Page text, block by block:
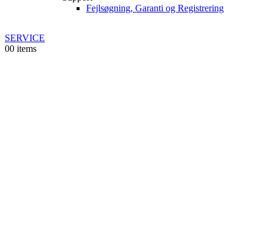
Fejlsøgning, Garanti og Registrering
SERVICE
00 items